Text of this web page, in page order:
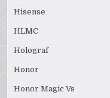
Hisense
HLMC
Holograf
Honor
Honor Magic Vs